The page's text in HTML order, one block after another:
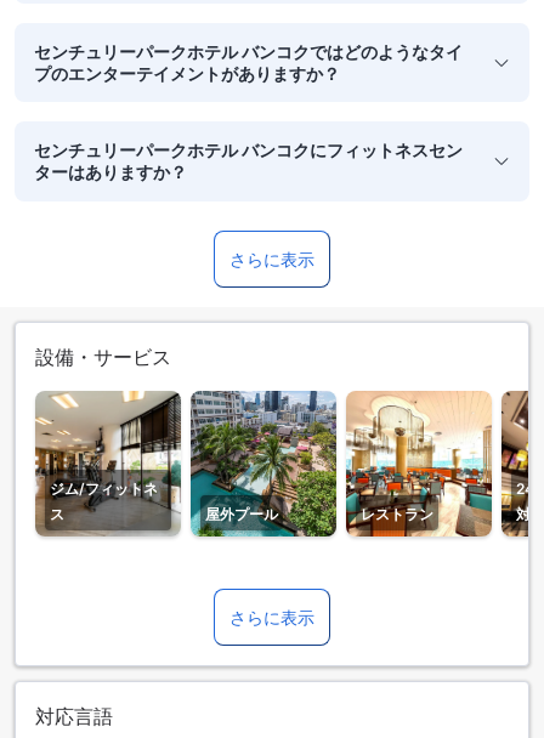
センチュリーパークホテル バンコクではどのようなタイ
プのエンターテイメントがありますか？
センチュリーパークホテル バンコクにフィットネスセン
ターはありますか？
さらに表示
設備・サービス
ジム/フィットネ
ス
屋外プール レストラン
24
対応
さらに表示
対応言語